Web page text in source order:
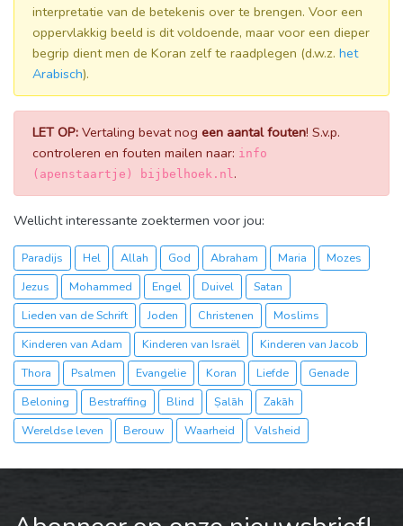
interpretatie van de betekenis over te brengen. Voor een
oppervlakkig beeld is dit voldoende, maar voor een dieper
begrip dient men de Koran zelf te raadplegen (d.w.z. het
Arabisch).
LET OP: Vertaling bevat nog een aantal fouten! S.v.p.
controleren en fouten mailen naar: info
(apenstaartje) bijbelhoek.nl.
Wellicht interessante zoektermen voor jou:
Paradijs Hel Allah God Abraham Maria
Mozes
Jezus
Mohammed Engel Duivel
Satan
Lieden van de Schrift
Joden Christenen
Moslims
Kinderen van Adam
Kinderen van Israël
Kinderen van Jacob
Thora
Psalmen Evangelie Koran Liefde
Genade
Beloning
Bestraffing Blind Ṣalāh
Zakāh
Wereldse leven
Berouw Waarheid Valsheid